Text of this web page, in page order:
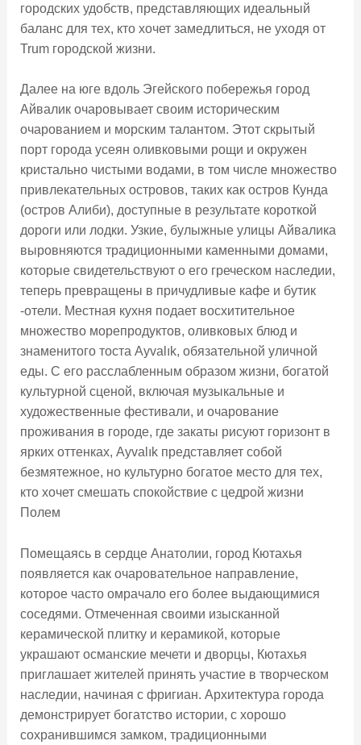
городских удобств, представляющих идеальный
баланс для тех, кто хочет замедлиться, не уходя от
Trum городской жизни.
Далее на юге вдоль Эгейского побережья город
Айвалик очаровывает своим историческим
очарованием и морским талантом. Этот скрытый
порт города усеян оливковыми рощи и окружен
кристально чистыми водами, в том числе множество
привлекательных островов, таких как остров Кунда
(остров Алиби), доступные в результате короткой
дороги или лодки. Узкие, булыжные улицы Айвалика
выровняются традиционными каменными домами,
которые свидетельствуют о его греческом наследии,
теперь превращены в причудливые кафе и бутик
-отели. Местная кухня подает восхитительное
множество морепродуктов, оливковых блюд и
знаменитого тоста Ayvalık, обязательной уличной
еды. С его расслабленным образом жизни, богатой
культурной сценой, включая музыкальные и
художественные фестивали, и очарование
проживания в городе, где закаты рисуют горизонт в
ярких оттенках, Ayvalık представляет собой
безмятежное, но культурно богатое место для тех,
кто хочет смешать спокойствие с цедрой жизни
Полем
Помещаясь в сердце Анатолии, город Кютахья
появляется как очаровательное направление,
которое часто омрачало его более выдающимися
соседями. Отмеченная своими изысканной
керамической плитку и керамикой, которые
украшают османские мечети и дворцы, Кютахья
приглашает жителей принять участие в творческом
наследии, начиная с фригиан. Архитектура города
демонстрирует богатство истории, с хорошо
сохранившимся замком, традиционными